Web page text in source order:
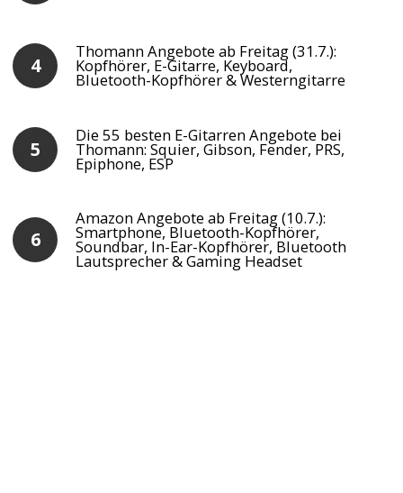
Thomann Angebote ab Freitag (31.7.):
Kopfhörer, E-Gitarre, Keyboard,
Bluetooth-Kopfhörer & Westerngitarre
Die 55 besten E-Gitarren Angebote bei
Thomann: Squier, Gibson, Fender, PRS,
Epiphone, ESP
Amazon Angebote ab Freitag (10.7.):
Smartphone, Bluetooth-Kopfhörer,
Soundbar, In-Ear-Kopfhörer, Bluetooth
Lautsprecher & Gaming Headset